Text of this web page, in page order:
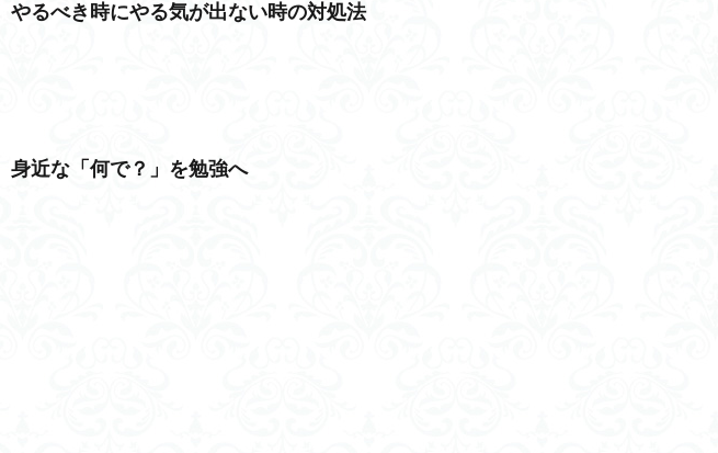
やるべき時にやる気が出ない時の対処法
身近な「何で？」を勉強へ